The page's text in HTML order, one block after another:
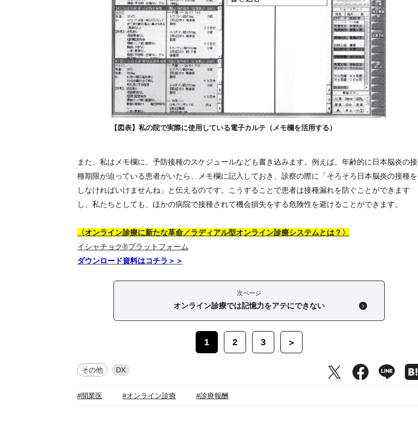
【図表】私の院で実際に使用している電子カルテ（メモ欄を活用する）
また、私はメモ欄に、予防接種のスケジュールなども書き込みます。例えば、年齢的に日本脳炎の接
種期限が迫っている患者がいたら、メモ欄に記入しておき、診察の際に「そろそろ日本脳炎の接種を
しなければいけませんね」と伝えるのです。こうすることで患者は接種漏れを防ぐことができます
し、私たちとしても、ほかの病院で接種されて機会損失をする危険性を避けることができます。
〈オンライン診療に新たな革命／ラディアル型オンライン診療システムとは？〉
イシャチョク®プラットフォーム
ダウンロード資料はコチラ＞＞
次ページ
オンライン診療では記憶力をアテにできない
1 2 3 ＞
その他 DX
#開業医 #オンライン診療 #診療報酬